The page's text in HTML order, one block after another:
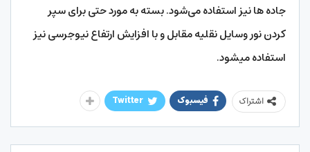
جاده ها نیز استفاده می‌شود. بسته به مورد حتی برای سپر
کردن نور وسایل نقلیه مقابل و با افزایش ارتفاع نیوجرسی نیز
استفاده میشود.
اشتراک فیسبوک Twitter